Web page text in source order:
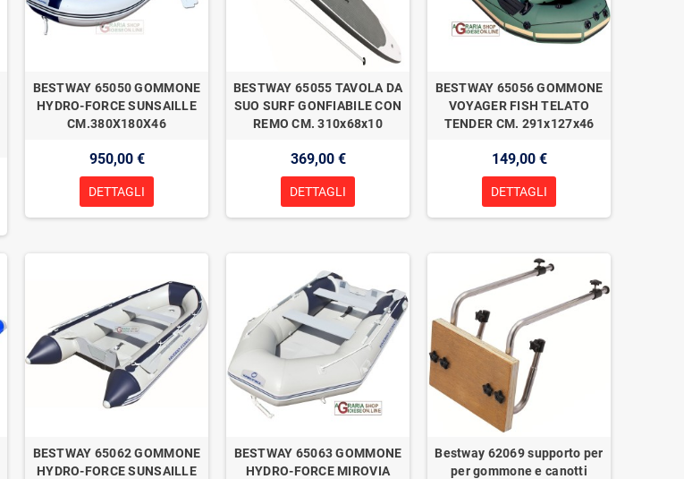
BESTWAY 65050 GOMMONE
HYDRO-FORCE SUNSAILLE
CM.380X180X46
950,00 €
DETTAGLI
BESTWAY 65055 TAVOLA DA
SUO SURF GONFIABILE CON
REMO CM. 310x68x10
369,00 €
DETTAGLI
BESTWAY 65056 GOMMONE
VOYAGER FISH TELATO
TENDER CM. 291x127x46
149,00 €
DETTAGLI
BESTWAY 65062 GOMMONE
HYDRO-FORCE SUNSAILLE
BESTWAY 65063 GOMMONE
HYDRO-FORCE MIROVIA
Bestway 62069 supporto per
per gommone e canotti